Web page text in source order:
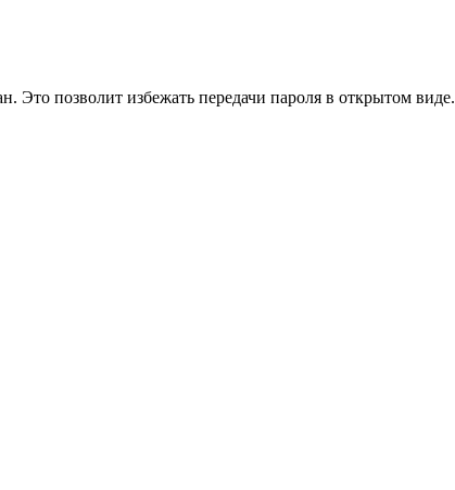
Это позволит избежать передачи пароля в открытом виде.